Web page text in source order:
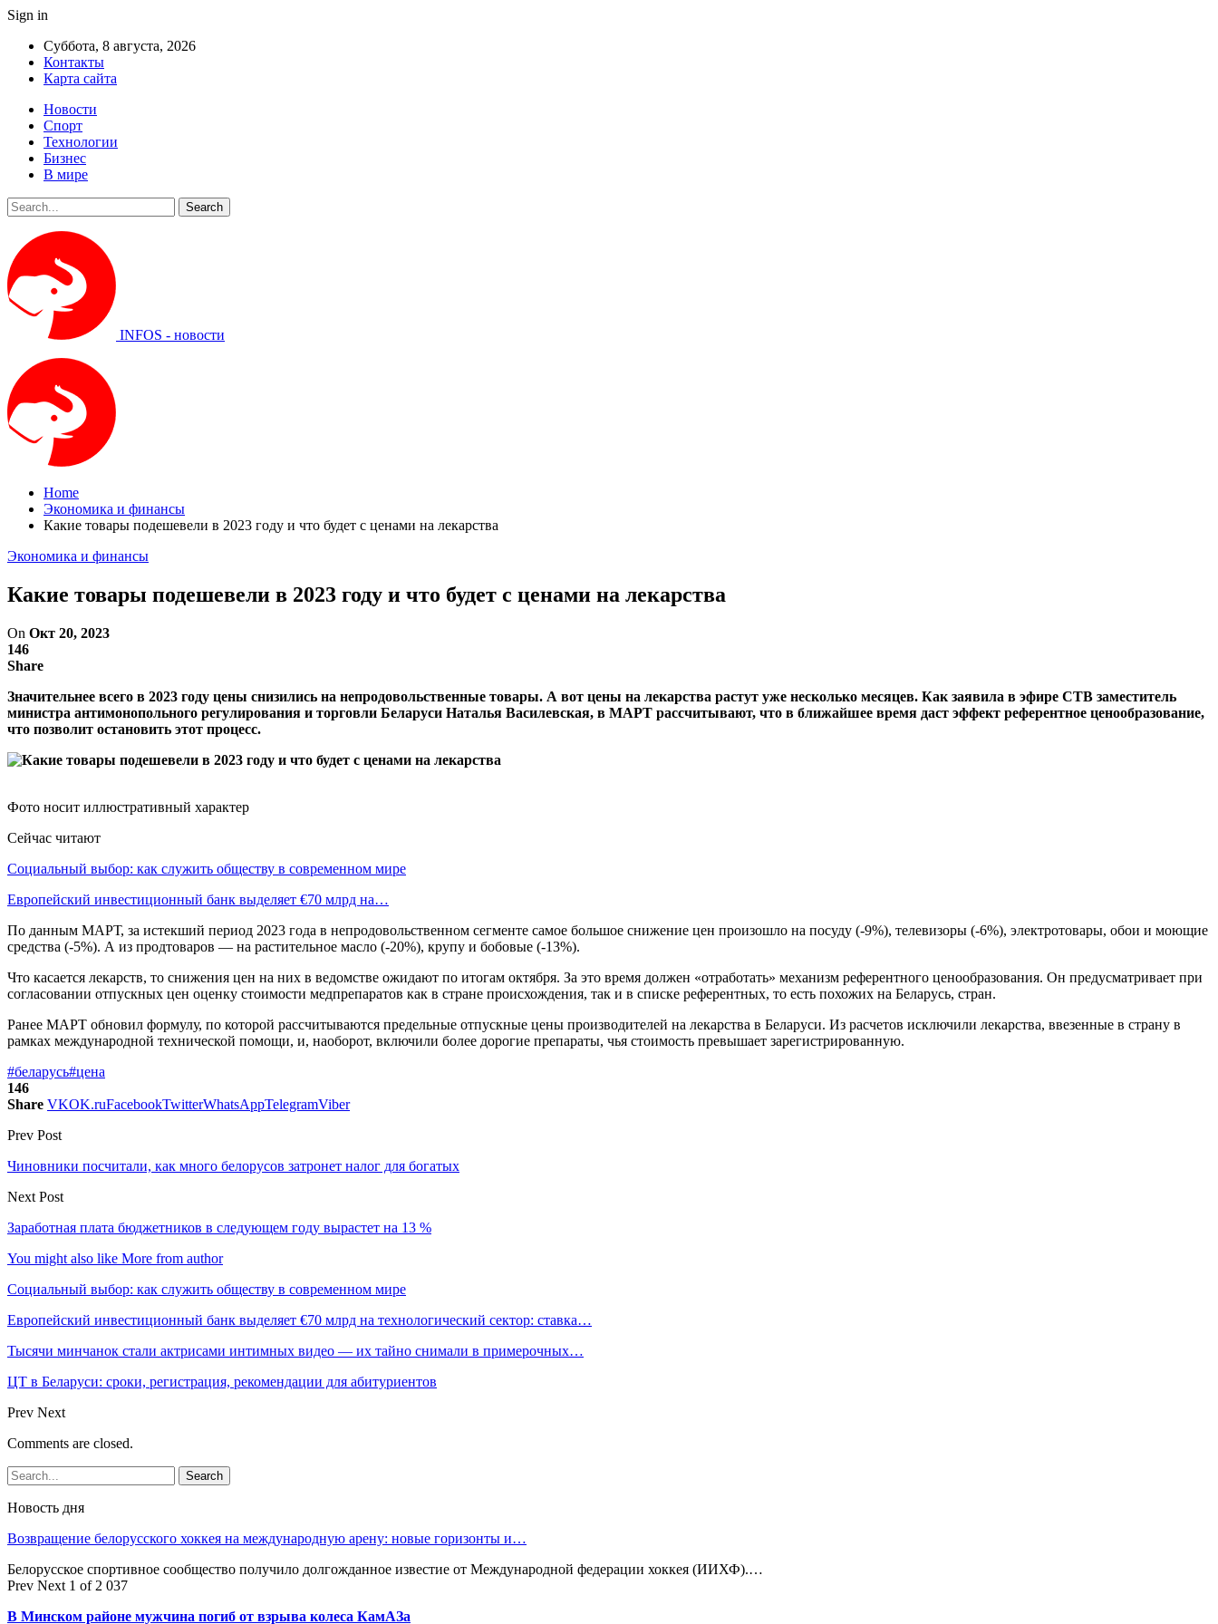
Sign in
Суббота, 8 августа, 2026
Контакты
Карта сайта
Новости
Спорт
Технологии
Бизнес
В мире
INFOS - новости
Home
Экономика и финансы
Какие товары подешевели в 2023 году и что будет с ценами на лекарства
Экономика и финансы
Какие товары подешевели в 2023 году и что будет с ценами на лекарства
On Окт 20, 2023
146
Share
Значительнее всего в 2023 году цены снизились на непродовольственные товары. А вот цены на лекарства растут уже несколько месяцев. Как заявила в эфире СТВ заместитель
министра антимонопольного регулирования и торговли Беларуси Наталья Василевская, в МАРТ рассчитывают, что в ближайшее время даст эффект референтное ценообразование,
что позволит остановить этот процесс.
Фото носит иллюстративный характер
Сейчас читают
Социальный выбор: как служить обществу в современном мире
Европейский инвестиционный банк выделяет €70 млрд на…
По данным МАРТ, за истекший период 2023 года в непродовольственном сегменте самое большое снижение цен произошло на посуду (-9%), телевизоры (-6%), электротовары, обои и моющие
средства (-5%). А из продтоваров — на растительное масло (-20%), крупу и бобовые (-13%).
Что касается лекарств, то снижения цен на них в ведомстве ожидают по итогам октября. За это время должен «отработать» механизм референтного ценообразования. Он предусматривает при
согласовании отпускных цен оценку стоимости медпрепаратов как в стране происхождения, так и в списке референтных, то есть похожих на Беларусь, стран.
Ранее МАРТ обновил формулу, по которой рассчитываются предельные отпускные цены производителей на лекарства в Беларуси. Из расчетов исключили лекарства, ввезенные в страну в
рамках международной технической помощи, и, наоборот, включили более дорогие препараты, чья стоимость превышает зарегистрированную.
#беларусь#цена
146
Share VKOK.ruFacebookTwitterWhatsAppTelegramViber
Prev Post
Чиновники посчитали, как много белорусов затронет налог для богатых
Next Post
Заработная плата бюджетников в следующем году вырастет на 13 %
You might also like More from author
Социальный выбор: как служить обществу в современном мире
Европейский инвестиционный банк выделяет €70 млрд на технологический сектор: ставка…
Тысячи минчанок стали актрисами интимных видео — их тайно снимали в примерочных…
ЦТ в Беларуси: сроки, регистрация, рекомендации для абитуриентов
Prev Next
Comments are closed.
Новость дня
Возвращение белорусского хоккея на международную арену: новые горизонты и…
Белорусское спортивное сообщество получило долгожданное известие от Международной федерации хоккея (ИИХФ).…
Prev Next 1 of 2 037
В Минском районе мужчина погиб от взрыва колеса КамАЗа